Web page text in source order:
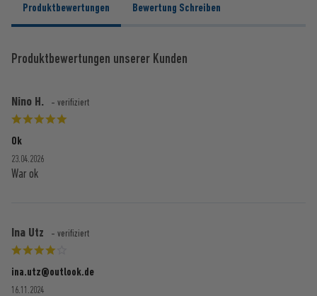
Produktbewertungen Bewertung Schreiben
Produktbewertungen unserer Kunden
Nino H. - verifiziert
Ok
23.04.2026
War ok
Ina Utz - verifiziert
ina.utz@outlook.de
16.11.2024